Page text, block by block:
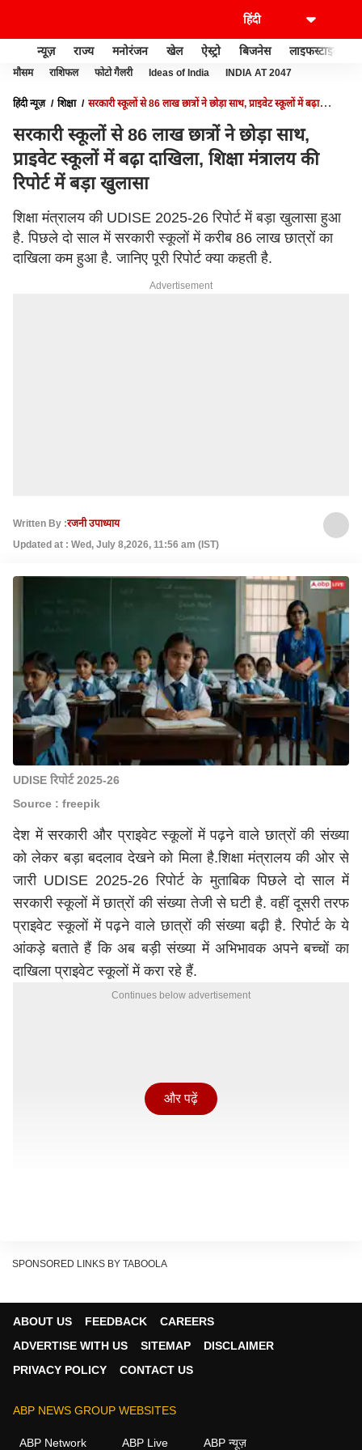
न्यूज़ राज्य मनोरंजन खेल ऐस्ट्रो बिजनेस लाइफस्टाइल
मौसम राशिफल फोटो गैलरी Ideas of India INDIA AT 2047
हिंदी न्यूज़ शिक्षा
सरकारी स्कूलों से 86 लाख छात्रों ने छोड़ा साथ, प्राइवेट स्कूलों में बढ़ा
सरकारी स्कूलों से 86 लाख छात्रों ने छोड़ा साथ,
प्राइवेट स्कूलों में बढ़ा दाखिला, शिक्षा मंत्रालय की
रिपोर्ट में बड़ा खुलासा
शिक्षा मंत्रालय की UDISE 2025-26 रिपोर्ट में बड़ा खुलासा हुआ
है. पिछले दो साल में सरकारी स्कूलों में करीब 86 लाख छात्रों का
दाखिला कम हुआ है. जानिए पूरी रिपोर्ट क्या कहती है.
Advertisement
Written By :रजनी उपाध्याय
Updated at : Wed, July 8,2026, 11:56 am (IST)
UDISE रिपोर्ट 2025-26
Source : freepik
देश में सरकारी और प्राइवेट स्कूलों में पढ़ने वाले छात्रों की संख्या
को लेकर बड़ा बदलाव देखने को मिला है.शिक्षा मंत्रालय की ओर से
जारी UDISE 2025-26 रिपोर्ट के मुताबिक पिछले दो साल में
सरकारी स्कूलों में छात्रों की संख्या तेजी से घटी है. वहीं दूसरी तरफ
प्राइवेट स्कूलों में पढ़ने वाले छात्रों की संख्या बढ़ी है. रिपोर्ट के ये
आंकड़े बताते हैं कि अब बड़ी संख्या में अभिभावक अपने बच्चों का
दाखिला प्राइवेट स्कूलों में करा रहे हैं.
Continues below advertisement
Key points generated by AI, verified by newsroom
और पढ़ें
SPONSORED LINKS BY TABOOLA
ABOUT US FEEDBACK
CAREERS
ADVERTISE WITH US
SITEMAP
DISCLAIMER
PRIVACY POLICY
CONTACT US
ABP NEWS GROUP WEBSITES
ABP Network ABP Live ABP न्यूज़